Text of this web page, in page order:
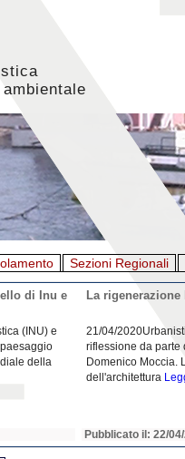
Sezioni Regionali
di Inu e
(INU) e
della
La
21/04/
riflessione da parte
Domenico Moccia.
dell'architettura
Pubblicato il: 22/